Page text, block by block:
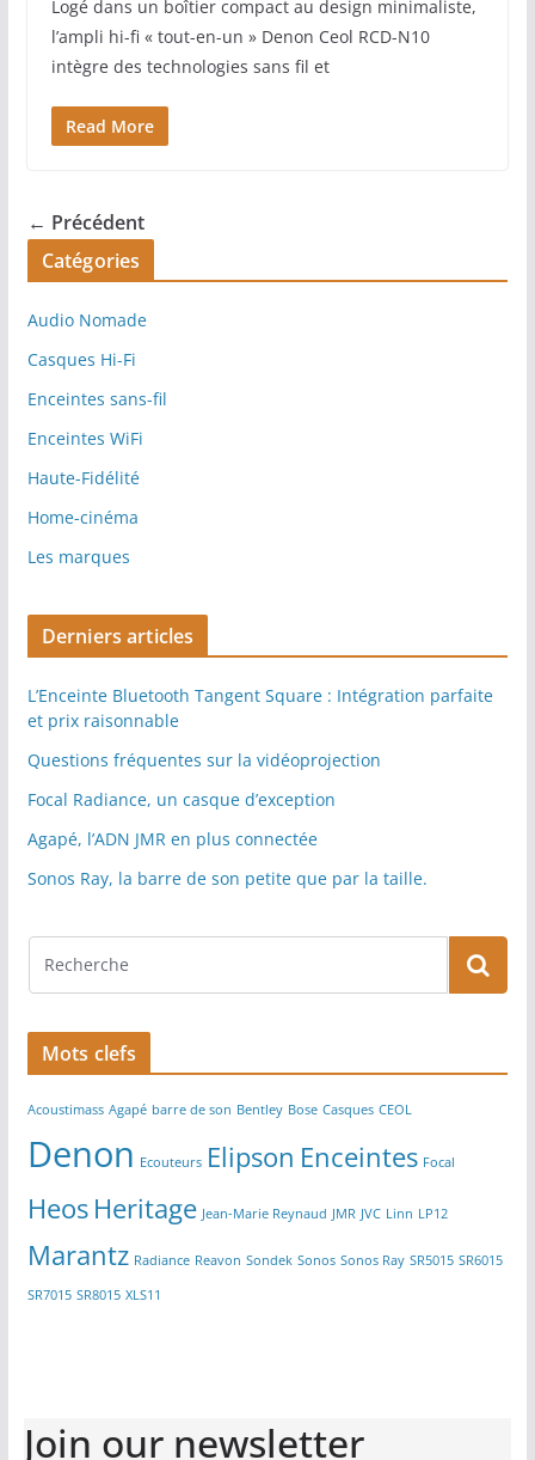
Logé dans un boîtier compact au design minimaliste,
l’ampli hi-fi « tout-en-un » Denon Ceol RCD-N10
intègre des technologies sans fil et
Read More
← Précédent
Catégories
Audio Nomade
Casques Hi-Fi
Enceintes sans-fil
Enceintes WiFi
Haute-Fidélité
Home-cinéma
Les marques
Derniers articles
L’Enceinte Bluetooth Tangent Square : Intégration parfaite
et prix raisonnable
Questions fréquentes sur la vidéoprojection
Focal Radiance, un casque d’exception
Agapé, l’ADN JMR en plus connectée
Sonos Ray, la barre de son petite que par la taille.
Mots clefs
Acoustimass Agapé barre de son Bentley Bose Casques CEOL
Denon Ecouteurs Elipson Enceintes Focal
Heos Heritage Jean-Marie Reynaud JMR JVC Linn LP12
Marantz Radiance Reavon Sondek Sonos Sonos Ray SR5015 SR6015
SR7015 SR8015 XLS11
Join our newsletter